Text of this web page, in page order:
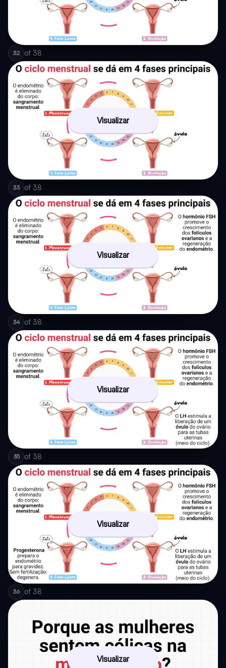
32 of 38
Visualizar
33 of 38
Visualizar
34 of 38
Visualizar
35 of 38
Visualizar
36 of 38
Visualizar